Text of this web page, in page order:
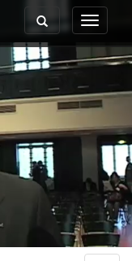
Toggle
Toggle
navigation